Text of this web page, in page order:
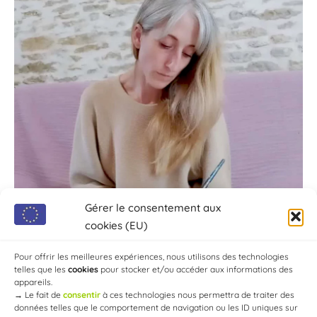
Gérer le consentement aux
cookies (EU)
Pour offrir les meilleures expériences, nous utilisons des technologies
telles que les cookies pour stocker et/ou accéder aux informations des
appareils.
→ Le fait de consentir à ces technologies nous permettra de traiter des
données telles que le comportement de navigation ou les ID uniques sur